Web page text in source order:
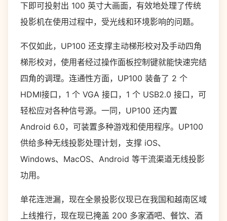
下即可投射出 100 英寸大画面，有效地处理了传统
投影机在使用过程中，受光线和环境影响的问题。
不仅如此， UP100 还支撑主动梯形校对及手动四角
梯形校对，使用者经过操作面板控制键就能快速完结
四角的调理。连通性方面， UP100 装备了 2 个
HDMI接口， 1 个 VGA 接口， 1 个 USB2.0 接口，可
轻松应对各种信号源。一同， UP100 还内置
Android 6.0，可装置多种游戏和使用程序。 UP100
供给多种无线投影处理计划，支撑 iOS、
Windows、 MacOS、 Android 等干流渠道无线投影
功用。
单花连泄漏，现在全景投影仪现已在我国和越南区域
上线推行，现在现已掩盖 200 多家酒吧、餐饮、酒